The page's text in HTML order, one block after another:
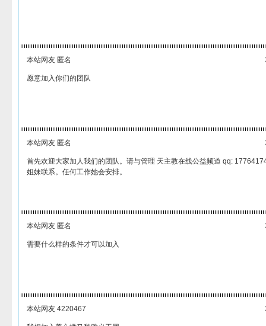
本站网友 匿名
愿意加入你们的团队
本站网友 匿名
首先欢迎大家加人我们的团队。请与管理 天主教在线公益频道 qq:
姐妹联系。任何工作她会安排。
本站网友 匿名
需要什么样的条件才可以加入
本站网友 4220467